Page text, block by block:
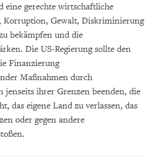
eine gerechte wirtschaftliche
Gewalt, Diskriminierung
bekämpfen und die
Die US-Regierung sollte den
Finanzierung
Maßnahmen durch
jenseits ihrer Grenzen beenden, die
das eigene Land zu verlassen, das
oder gegen andere